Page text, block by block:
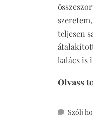
teljesen
kalács is
Olvass
Szólj